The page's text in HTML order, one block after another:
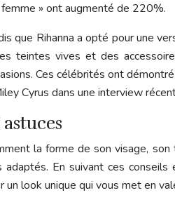
» ont augmenté de 220%.
que Rihanna a opté pour une
teintes vives et des
Ces célébrités ont
Cyrus dans une interview
la forme de son visage,
En suivant ces
look unique qui vous met en